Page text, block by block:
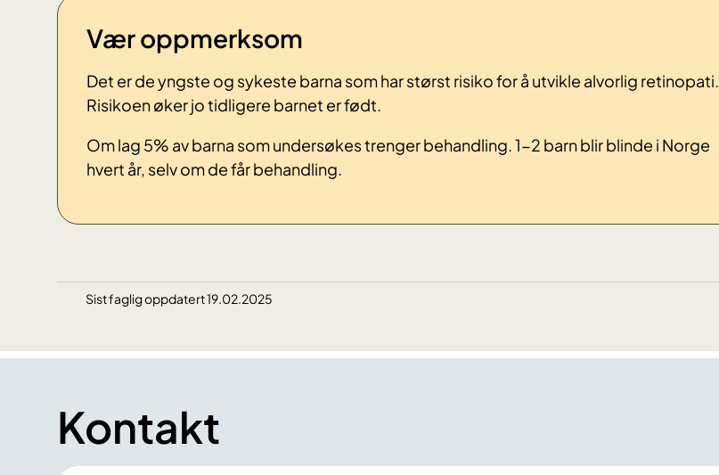
Vær oppmerksom
Det er de yngste og sykeste barna som har størst risiko for å utvikle alvorlig retinopati.
Risikoen øker jo tidligere barnet er født.
Om lag 5% av barna som undersøkes trenger behandling. 1-2 barn blir blinde i Norge
hvert år, selv om de får behandling.
Sist faglig oppdatert 19.02.2025
Kontakt